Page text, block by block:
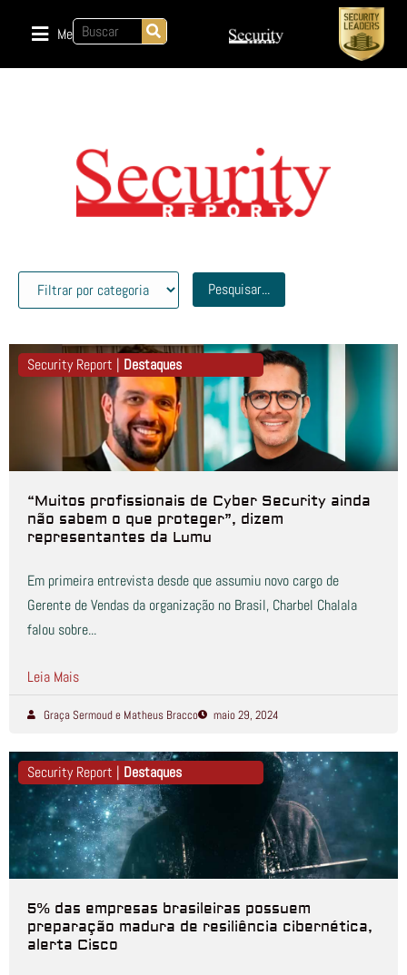
Menu
Pesquisar...
Security Report | Destaques
“Muitos profissionais de Cyber Security ainda
não sabem o que proteger”, dizem
representantes da Lumu
Em primeira entrevista desde que assumiu novo cargo de
Gerente de Vendas da organização no Brasil, Charbel Chalala
falou sobre...
Leia Mais
Graça Sermoud e Matheus Bracco maio 29, 2024
Security Report | Destaques
5% das empresas brasileiras possuem
preparação madura de resiliência cibernética,
alerta Cisco